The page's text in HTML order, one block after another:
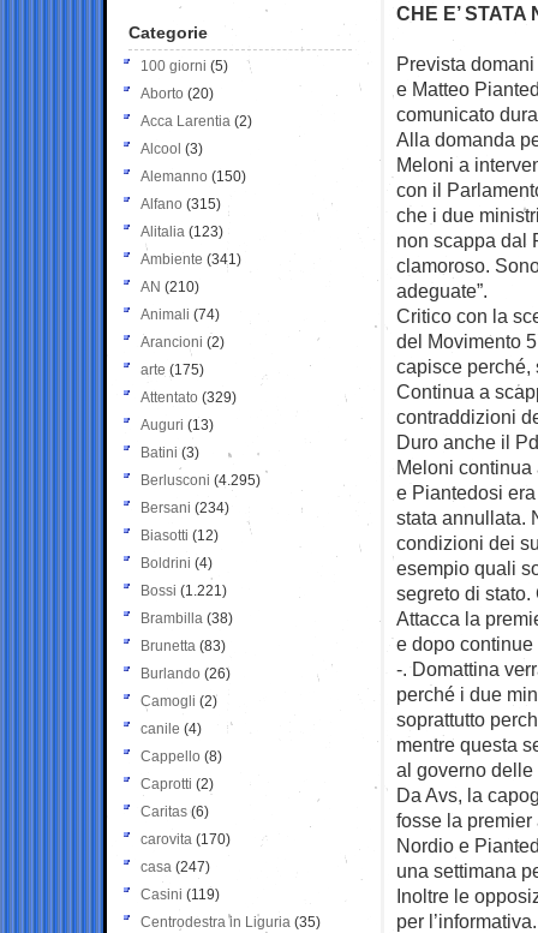
CHE E’
Prevista
e Matteo
comunicato
Alla domanda
Meloni a
con il
che i due
non scappa dal
clamoroso.
adeguate”.
Critico con la
del Movimento
capisce perché,
Continua a
contraddizioni
Duro anche il
Meloni continua
e Piantedosi
stata annullata.
condizioni dei
esempio quali
segreto di stato.
Attacca la
e dopo
-. Domattina
perché i due
soprattutto
mentre questa
al governo delle
Da Avs, la
fosse la
Nordio e
una settimana
Inoltre le
per
Categorie
100 giorni (5)
Aborto (20)
Acca Larentia (2)
Alcool (3)
Alemanno (150)
Alfano (315)
Alitalia (123)
Ambiente (341)
AN (210)
Animali (74)
Arancioni (2)
arte (175)
Attentato (329)
Auguri (13)
Batini (3)
Berlusconi (4.295)
Bersani (234)
Biasotti (12)
Boldrini (4)
Bossi (1.221)
Brambilla (38)
Brunetta (83)
Burlando (26)
Camogli (2)
canile (4)
Cappello (8)
Caprotti (2)
Caritas (6)
carovita (170)
casa (247)
Casini (119)
Centrodestra in Liguria (35)